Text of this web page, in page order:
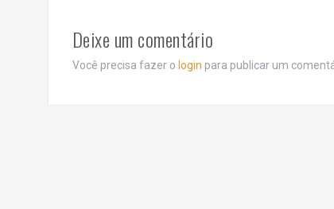
Deixe um comentário
Você precisa fazer o login para publicar um